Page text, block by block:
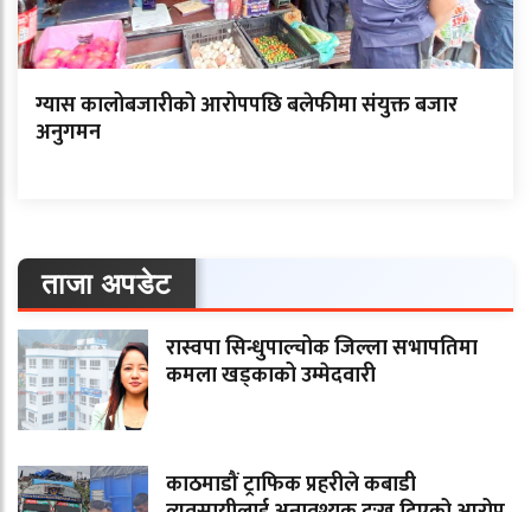
ग्यास कालोबजारीको आरोपपछि बलेफीमा संयुक्त बजार
अनुगमन
ताजा अपडेट
रास्वपा सिन्धुपाल्चोक जिल्ला सभापतिमा
कमला खड्काको उम्मेदवारी
काठमाडौं ट्राफिक प्रहरीले कबाडी